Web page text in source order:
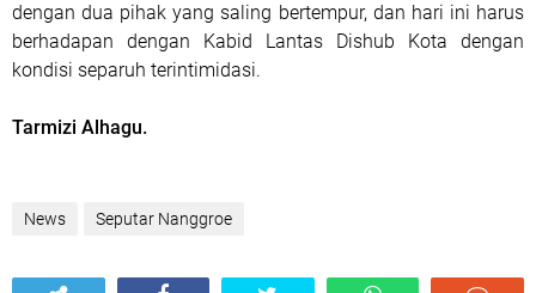
dengan dua pihak yang saling bertempur, dan hari ini harus
berhadapan dengan Kabid Lantas Dishub Kota dengan
kondisi separuh terintimidasi.
Tarmizi Alhagu.
News Seputar Nanggroe